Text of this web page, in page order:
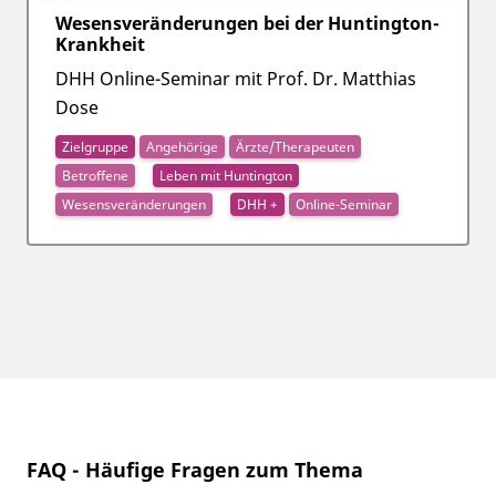
Wesensveränderungen bei der Huntington-
Krankheit
DHH Online-Seminar mit Prof. Dr. Matthias
Dose
Zielgruppe Angehörige
Ärzte/Therapeuten
Betroffene
Leben mit Huntington
Wesensveränderungen
DHH + Online-Seminar
FAQ - Häufige Fragen zum Thema